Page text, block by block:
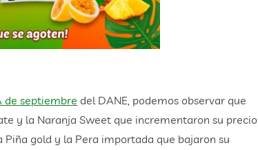
de septiembre del DANE, podemos observar que
y la Naranja Sweet que incrementaron su precio
gold y la Pera importada que bajaron su